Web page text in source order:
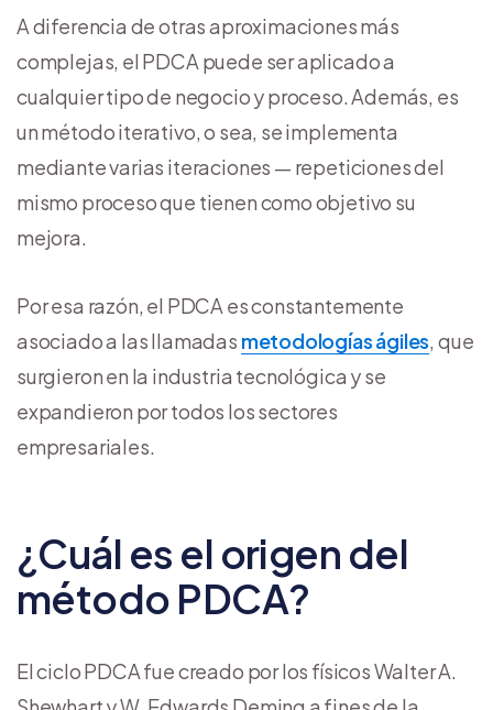
A diferencia de otras aproximaciones más
complejas, el PDCA puede ser aplicado a
cualquier tipo de negocio y proceso. Además, es
un método iterativo, o sea, se implementa
mediante varias iteraciones — repeticiones del
mismo proceso que tienen como objetivo su
mejora.
Por esa razón, el PDCA es constantemente
asociado a las llamadas metodologías ágiles, que
surgieron en la industria tecnológica y se
expandieron por todos los sectores
empresariales.
¿Cuál es el origen del
método PDCA?
El ciclo PDCA fue creado por los físicos Walter A.